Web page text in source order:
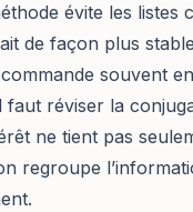
évite les
de façon plus
souvent
faut réviser la
ne tient pas
regroupe